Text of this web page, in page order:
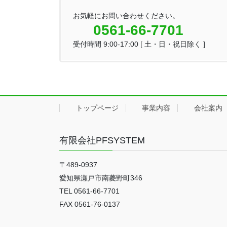
お気軽にお問い合わせください。
0561-66-7701
受付時間 9:00-17:00 [ 土・日・祝日除く ]
トップページ 事業内容 会社案内
有限会社PFSYSTEM
〒489-0937
愛知県瀬戸市南菱野町346
TEL 0561-66-7701
FAX 0561-76-0137